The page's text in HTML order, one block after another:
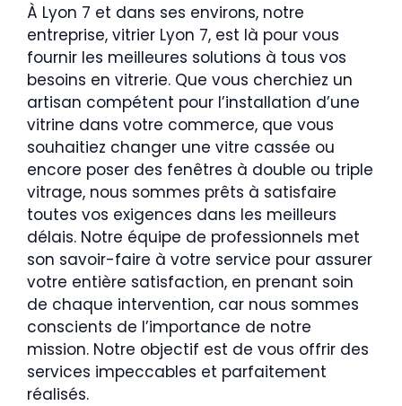
À Lyon 7 et dans ses environs, notre
entreprise, vitrier Lyon 7, est là pour vous
fournir les meilleures solutions à tous vos
besoins en vitrerie. Que vous cherchiez un
artisan compétent pour l’installation d’une
vitrine dans votre commerce, que vous
souhaitiez changer une vitre cassée ou
encore poser des fenêtres à double ou triple
vitrage, nous sommes prêts à satisfaire
toutes vos exigences dans les meilleurs
délais. Notre équipe de professionnels met
son savoir-faire à votre service pour assurer
votre entière satisfaction, en prenant soin
de chaque intervention, car nous sommes
conscients de l’importance de notre
mission. Notre objectif est de vous offrir des
services impeccables et parfaitement
réalisés.